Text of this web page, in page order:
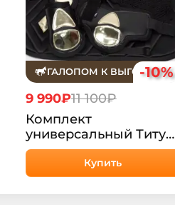
ГАЛОПОМ К ВЫГОДЕ-10%
9 990₽11 100₽
Комплект
универсальный Титус
HorsePlanet
Купить